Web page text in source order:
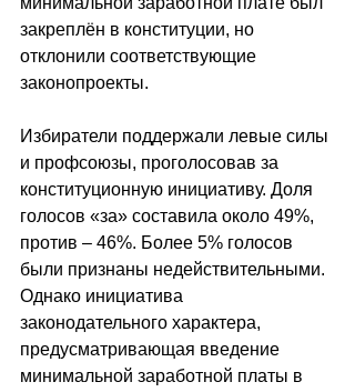
закреплён в конституции, но
отклонили соответствующие
законопроекты.
Избиратели поддержали левые силы
и профсоюзы, проголосовав за
конституционную инициативу. Доля
голосов «за» составила около 49%,
против – 46%. Более 5% голосов
были признаны недействительными.
Однако инициатива
законодательного характера,
предусматривающая введение
минимальной заработной платы в